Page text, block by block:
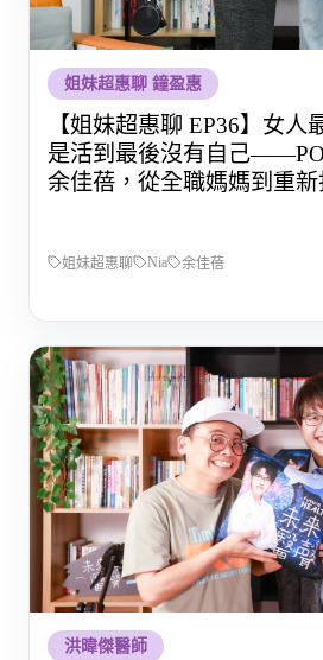
姐妹超惠聊 鐘盈惠
【姐妹超惠聊 EP36】女人
是活到最後沒有自己
余佳蓓，從全職媽媽到重
姐妹超惠聊 Nia 余佳蓓
洪暐傑醫師